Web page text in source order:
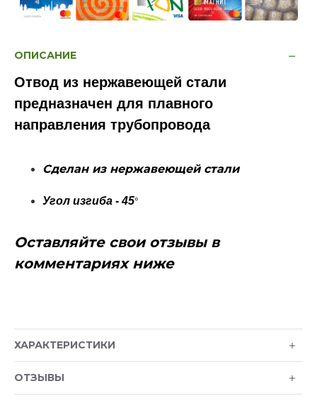
ОПИСАНИЕ
Отвод из нержавеющей стали
предназначен для плавного
направления трубопровода
Сделан из нержавеющей стали
Угол изгиба - 45°
Оставляйте свои отзывы в
комментариях ниже
ХАРАКТЕРИСТИКИ
ОТЗЫВЫ